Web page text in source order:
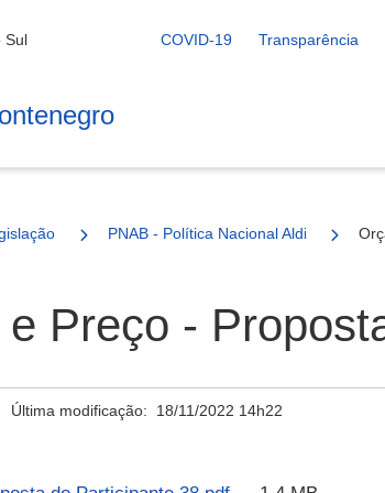
Sul COVID-19 Transparência
PNAB - Política Nacional Aldir Blanc
Preço -
Última modificação: 18/11/2022 14h22